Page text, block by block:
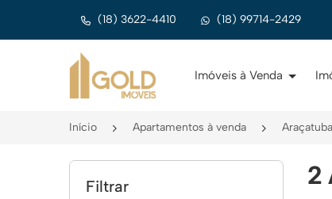
(18) 3622-4410 (18) 99714-2429
Página inicial
Imóveis à Venda
Início Apartamentos à venda
Filtrar 2